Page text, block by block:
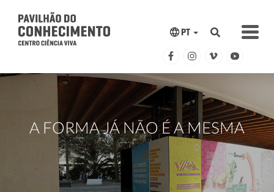
PT
A FORMA JÁ NÃO É A MESMA